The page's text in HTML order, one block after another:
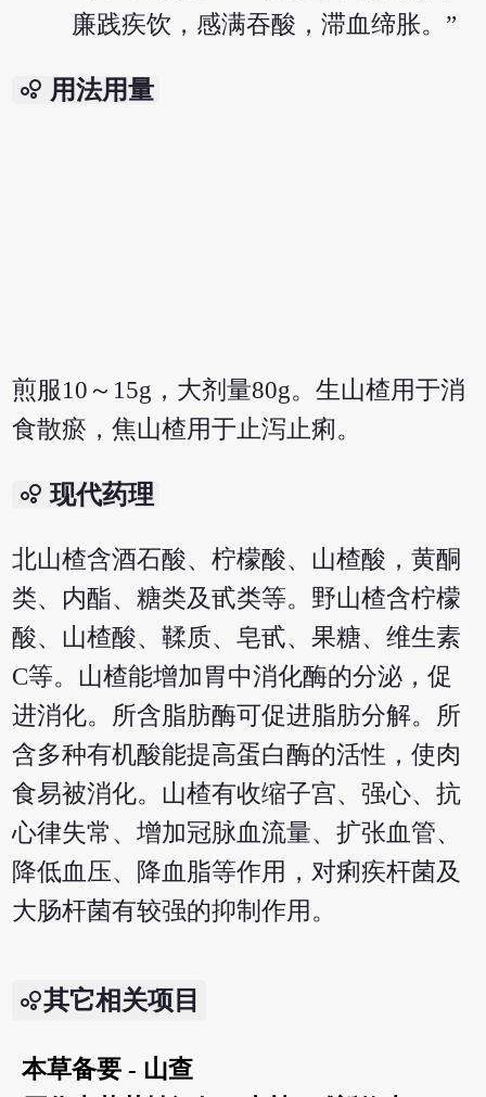
廉践疾饮，感满吞酸，滞血缔胀。”
bubble_chart 用法用量
煎服10～15g，大剂量80g。生山楂用于消
食散瘀，焦山楂用于止泻止痢。
bubble_chart 现代药理
北山楂含酒石酸、柠檬酸、山楂酸，黄酮
类、内酯、糖类及甙类等。野山楂含柠檬
酸、山楂酸、鞣质、皂甙、果糖、维生素
C等。山楂能增加胃中消化酶的分泌，促
进消化。所含脂肪酶可促进脂肪分解。所
含多种有机酸能提高蛋白酶的活性，使肉
食易被消化。山楂有收缩子宫、强心、抗
心律失常、增加冠脉血流量、扩张血管、
降低血压、降血脂等作用，对痢疾杆菌及
大肠杆菌有较强的抑制作用。
其它相关项目
本草备要 - 山查